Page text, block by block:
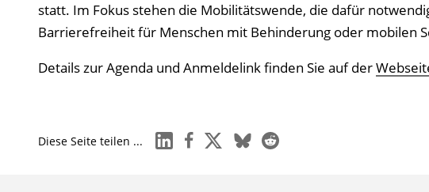
statt. Im Fokus stehen die Mobilitätswende, die dafür
Barrierefreiheit für Menschen mit Behinderung oder mobilen
Details zur Agenda und Anmeldelink finden Sie auf der
Diese Seite teilen ... linkedinfacebook
x blueskyreddit